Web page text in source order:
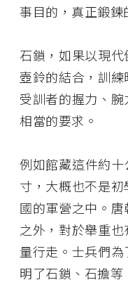
事目的，真正鍛鍊
石鎖，如果以現
壺鈴的結合，訓
受訓者的握力、
相當的要求。
例如館藏這件約
寸，大概也不是
國的軍營之中。
之外，對於舉重
量行走。士兵們
明了石鎖、石擔等